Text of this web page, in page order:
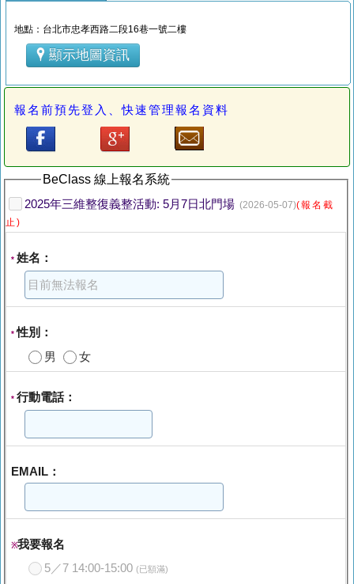
地點：台北市忠孝西路二段16巷一號二樓
顯示地圖資訊
報名前預先登入、快速管理報名資料
BeClass 線上報名系統
2025年三維整復義整活動: 5月7日北門場 (2026-05-07)(報名截
止)
* 姓名：
*性別：
男
女
* 行動電話：
EMAIL：
※我要報名
5／7 14:00-15:00 (已額滿)